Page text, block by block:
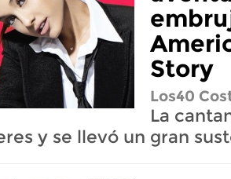
Story
Los40
La
y se llevó un gran